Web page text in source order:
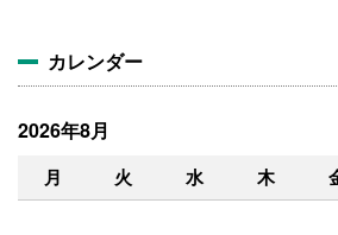
カレンダー
2026年8月
月 火 水 木